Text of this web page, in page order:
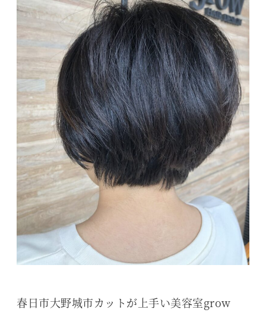
春日市大野城市カットが上手い美容室grow